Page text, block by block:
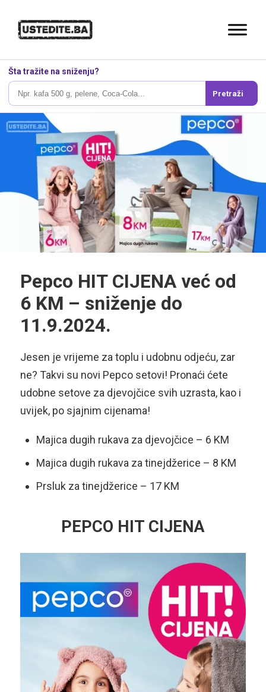
Šta tražite na sniženju?
Pretraži
Pepco HIT CIJENA već od
6 KM – sniženje do
11.9.2024.
Jesen je vrijeme za toplu i udobnu odjeću, zar
ne? Takvi su novi Pepco setovi! Pronaći ćete
udobne setove za djevojčice svih uzrasta, kao i
uvijek, po sjajnim cijenama!
Majica dugih rukava za djevojčice – 6 KM
Majica dugih rukava za tinejdžerice – 8 KM
Prsluk za tinejdžerice – 17 KM
PEPCO HIT CIJENA